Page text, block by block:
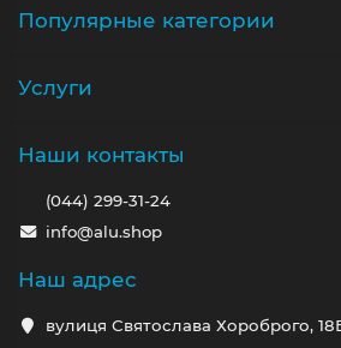
Популярные категории
Услуги
Наши контакты
(044) 299-31-24
info@alu.shop
Наш адрес
вулиця Святослава Хороброго,